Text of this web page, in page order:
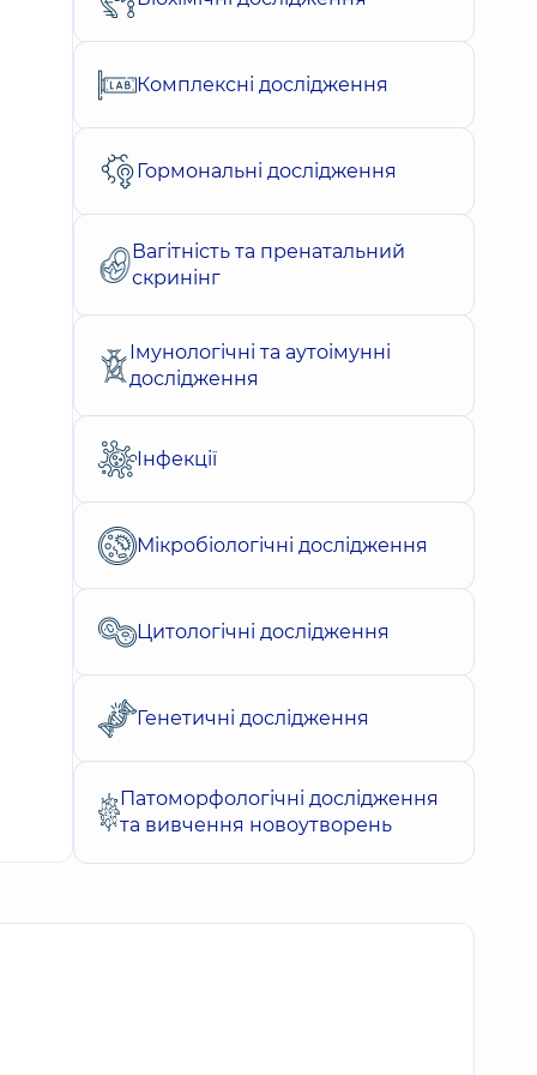
Комплексні дослідження
Гормональні дослідження
Вагітність та пренатальний
скринінг
Імунологічні та аутоімунні
дослідження
Інфекції
Мікробіологічні дослідження
Цитологічні дослідження
Генетичні дослідження
Патоморфологічні дослідження
та вивчення новоутворень